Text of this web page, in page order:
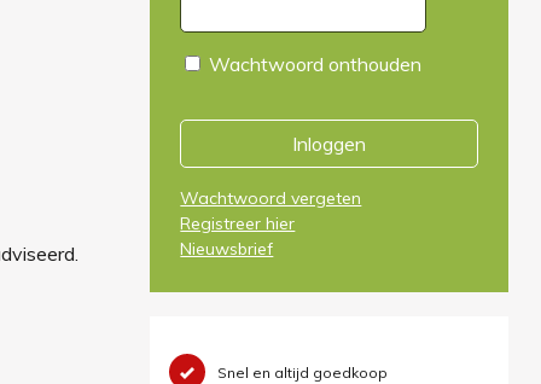
Wachtwoord onthouden
Inloggen
Wachtwoord vergeten
Registreer hier
Nieuwsbrief
Snel en altijd goedkoop